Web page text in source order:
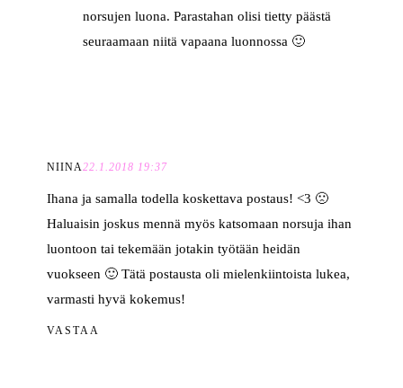
norsujen luona. Parastahan olisi tietty päästä
seuraamaan niitä vapaana luonnossa 🙂
NIINA22.1.2018 19:37
Ihana ja samalla todella koskettava postaus! <3 🙁
Haluaisin joskus mennä myös katsomaan norsuja ihan
luontoon tai tekemään jotakin työtään heidän
vuokseen 🙂 Tätä postausta oli mielenkiintoista lukea,
varmasti hyvä kokemus!
VASTAA